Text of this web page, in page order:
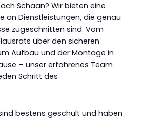
Schaan? Wir bieten eine
an Dienstleistungen, die genau
zugeschnitten sind. Vom
über den sicheren
Aufbau und der Montage in
– unser erfahrenes Team
Schritt des
bestens geschult und haben